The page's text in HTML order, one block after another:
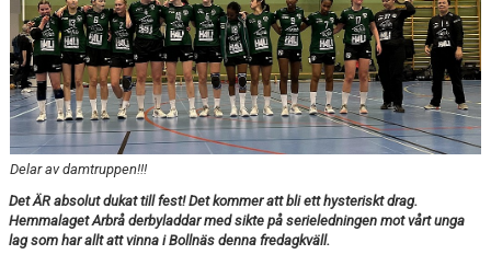
TRUPPEN
DOKUMENT
KONTAKT
LIVESÄNDNING
TABELL
Delar av damtruppen!!!
Det ÄR absolut dukat till fest! Det kommer att bli ett hysteriskt drag.
Hemmalaget Arbrå derbyladdar med sikte på serieledningen mot vårt unga
lag som har allt att vinna i Bollnäs denna fredagkväll.